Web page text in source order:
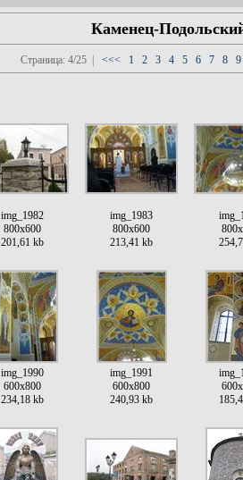
Каменец-
Страница: 4/25 | <<< 1 2 3 4 5 6 7 8 9
img_1982
800x600
201,61 kb
img_1983
800x600
213,41 kb
img_1990
600x800
234,18 kb
img_1991
600x800
240,93 kb